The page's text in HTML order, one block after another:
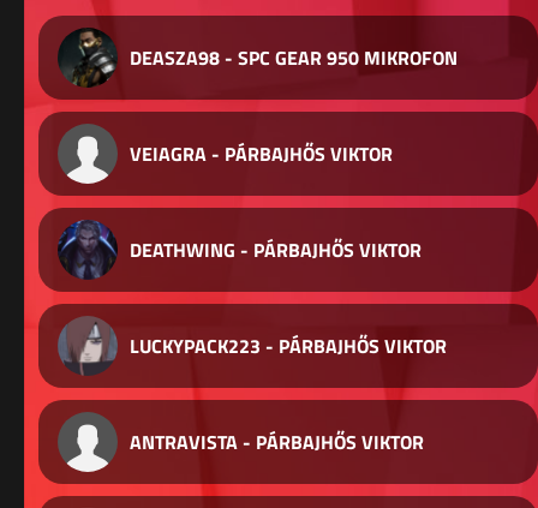
DEASZA98 - SPC GEAR 950 MIKROFON
VEIAGRA - PÁRBAJHŐS VIKTOR
DEATHWING - PÁRBAJHŐS VIKTOR
LUCKYPACK223 - PÁRBAJHŐS VIKTOR
ANTRAVISTA - PÁRBAJHŐS VIKTOR